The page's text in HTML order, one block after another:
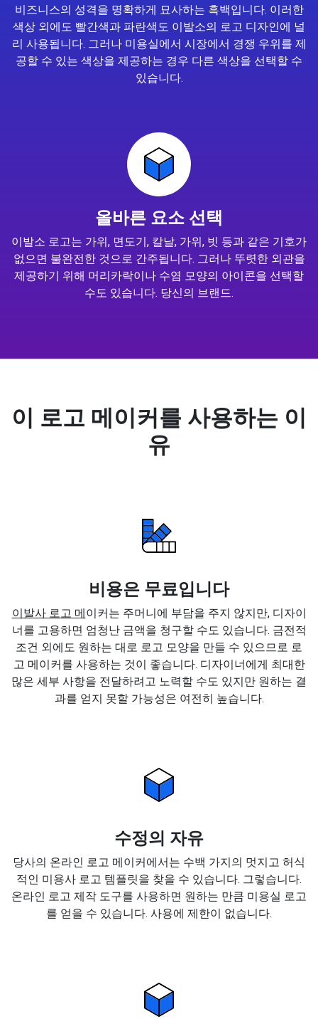
비즈니스의 성격을 명확하게 묘사하는 흑백입니다. 이러한
색상 외에도 빨간색과 파란색도 이발소의 로고 디자인에 널
리 사용됩니다. 그러나 미용실에서 시장에서 경쟁 우위를 제
공할 수 있는 색상을 제공하는 경우 다른 색상을 선택할 수
있습니다.
올바른 요소 선택
이발소 로고는 가위, 면도기, 칼날, 가위, 빗 등과 같은 기호가
없으면 불완전한 것으로 간주됩니다. 그러나 뚜렷한 외관을
제공하기 위해 머리카락이나 수염 모양의 아이콘을 선택할
수도 있습니다. 당신의 브랜드.
이 로고 메이커를 사용하는 이
유
비용은 무료입니다
이발사 로고 메이커는 주머니에 부담을 주지 않지만, 디자이
너를 고용하면 엄청난 금액을 청구할 수도 있습니다. 금전적
조건 외에도 원하는 대로 로고 모양을 만들 수 있으므로 로
고 메이커를 사용하는 것이 좋습니다. 디자이너에게 최대한
많은 세부 사항을 전달하려고 노력할 수도 있지만 원하는 결
과를 얻지 못할 가능성은 여전히 높습니다.
수정의 자유
당사의 온라인 로고 메이커에서는 수백 가지의 멋지고 허식
적인 미용사 로고 템플릿을 찾을 수 있습니다. 그렇습니다.
온라인 로고 제작 도구를 사용하면 원하는 만큼 미용실 로고
를 얻을 수 있습니다. 사용에 제한이 없습니다.